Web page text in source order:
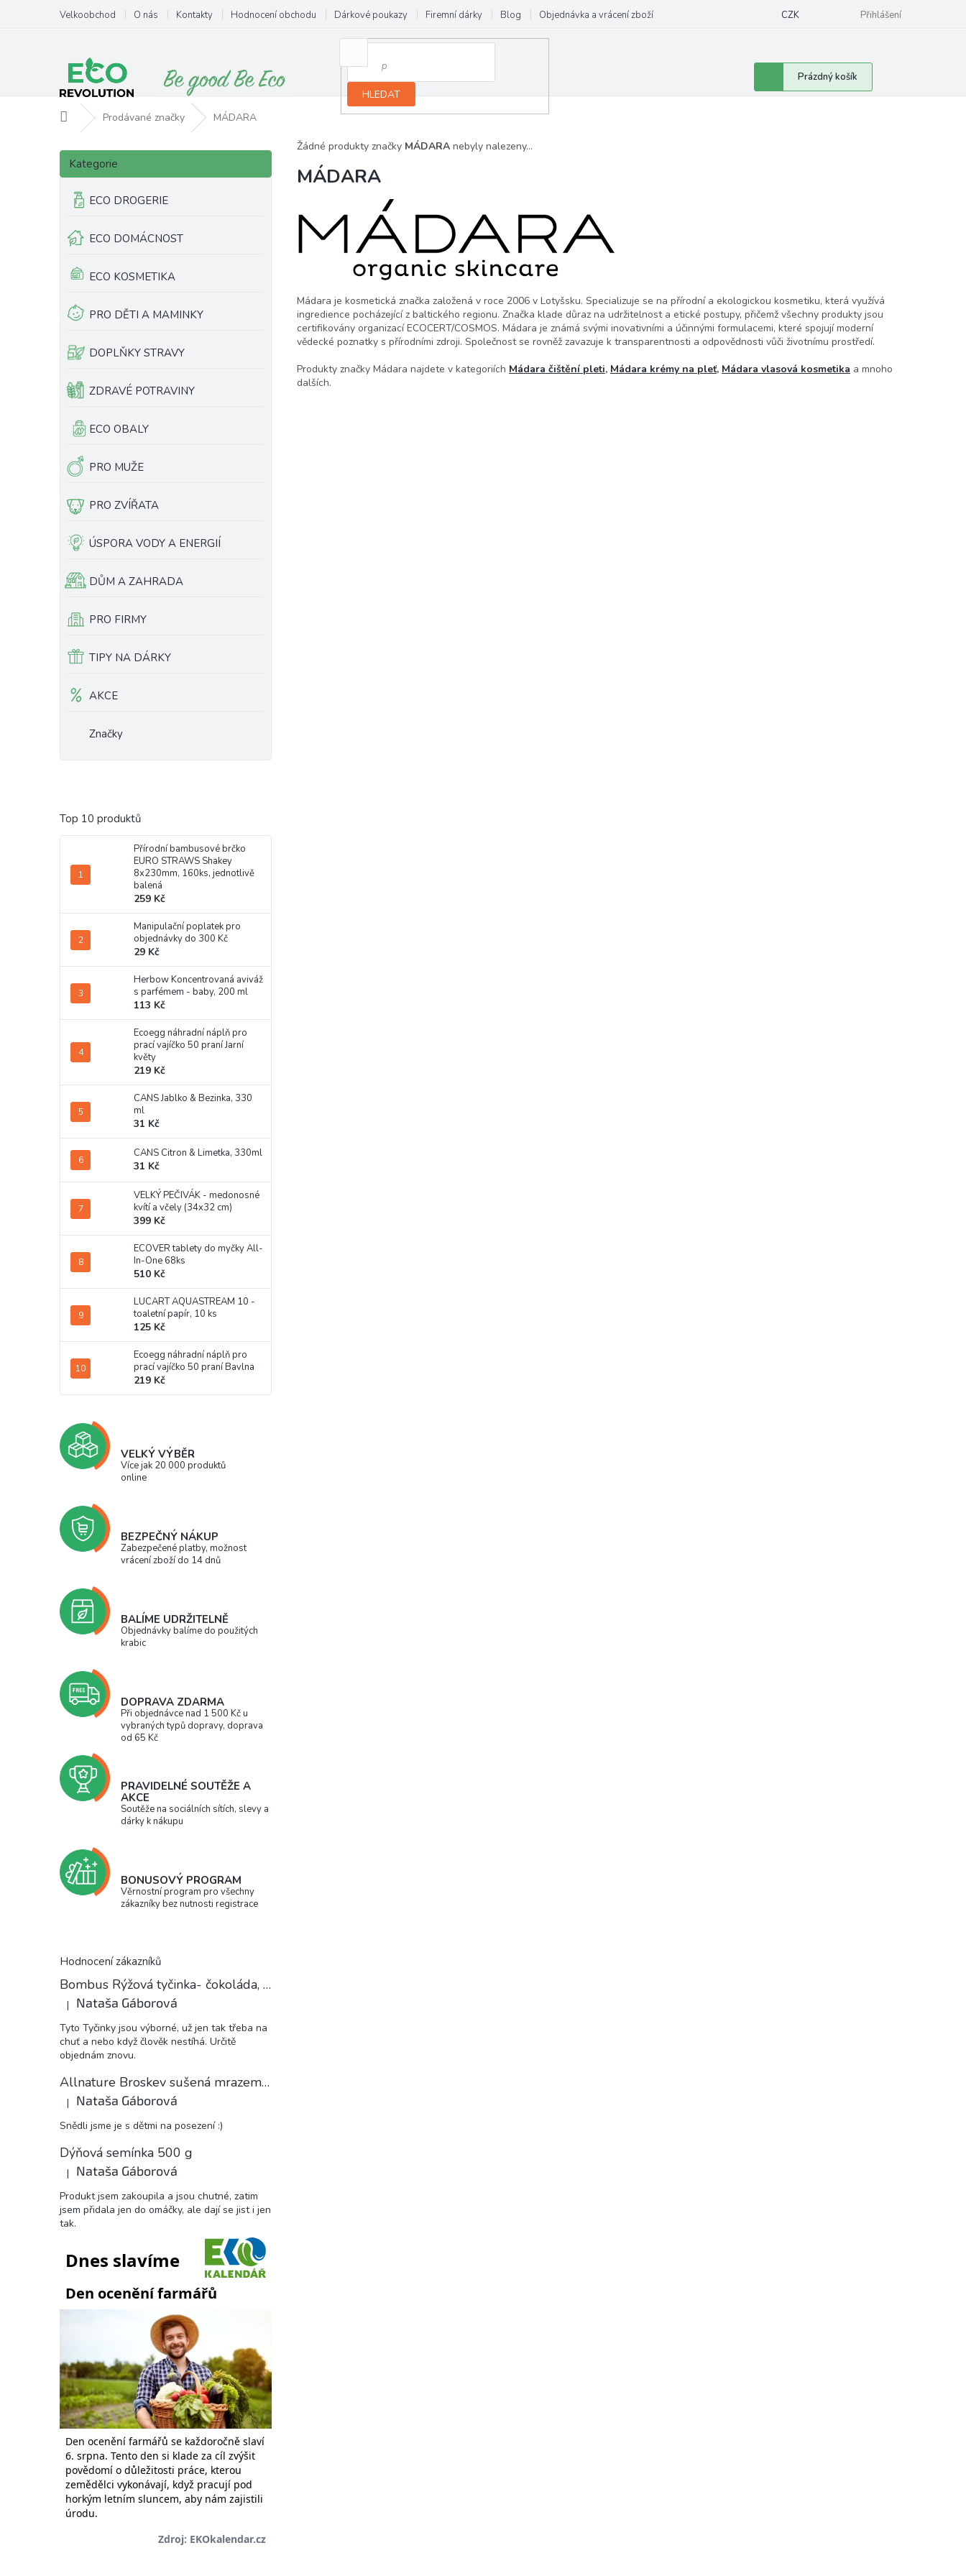
obsah
Velkoobchod O nás Kontakty Hodnocení obchodu Dárkové poukazy Firemní dárky Blog Objednávka a vrácení zboží CZK Přihlášení
HLEDAT
Nákupní
košík
Prázdný košík
Domů Prodávané značky MÁDARA
P
s
n
n
Přeskočit
kategorie
Kategorie
ECO DROGERIE
ECO DOMÁCNOST
ECO KOSMETIKA
PRO DĚTI A MAMINKY
DOPLŇKY STRAVY
ZDRAVÉ POTRAVINY
ECO OBALY
PRO MUŽE
PRO ZVÍŘATA
ÚSPORA VODY A ENERGIÍ
DŮM A ZAHRADA
PRO FIRMY
TIPY NA DÁRKY
AKCE
Značky
Top 10 produktů
Přírodní bambusové brčko
EURO STRAWS Shakey
8x230mm, 160ks, jednotlivě
balená
259 Kč
Manipulační poplatek pro
objednávky do 300 Kč
29 Kč
Herbow Koncentrovaná aviváž
s parfémem - baby, 200 ml
113 Kč
Ecoegg náhradní náplň pro
prací vajíčko 50 praní Jarní
květy
219 Kč
CANS Jablko & Bezinka, 330
ml
31 Kč
CANS Citron & Limetka, 330ml
31 Kč
VELKÝ PEČIVÁK - medonosné
kvítí a včely (34x32 cm)
399 Kč
ECOVER tablety do myčky All-
In-One 68ks
510 Kč
LUCART AQUASTREAM 10 -
toaletní papír, 10 ks
125 Kč
Ecoegg náhradní náplň pro
prací vajíčko 50 praní Bavlna
219 Kč
VELKÝ VÝBĚR
Více jak 20 000 produktů
online
BEZPEČNÝ NÁKUP
Zabezpečené platby, možnost
vrácení zboží do 14 dnů
BALÍME UDRŽITELNĚ
Objednávky balíme do použitých
krabic
DOPRAVA ZDARMA
Při objednávce nad 1 500 Kč u
vybraných typů dopravy, doprava
od 65 Kč
PRAVIDELNÉ SOUTĚŽE A
AKCE
Soutěže na sociálních sítích, slevy a
dárky k nákupu
BONUSOVÝ PROGRAM
Věrnostní program pro všechny
zákazníky bez nutnosti registrace
Hodnocení zákazníků
Bombus Rýžová tyčinka- čokoláda, 18 g
Hodnocení produktu je 5 z 5 hvězdiček.
| Nataša Gáborová
Tyto Tyčinky jsou výborné, už jen tak třeba na
chuť a nebo když člověk nestíhá. Určitě
objednám znovu.
Allnature Broskev sušená mrazem plátky, 15 g
Hodnocení produktu je 5 z 5 hvězdiček.
| Nataša Gáborová
Snědli jsme je s dětmi na posezení :)
Dýňová semínka 500 g
Hodnocení produktu je 5 z 5 hvězdiček.
| Nataša Gáborová
Produkt jsem zakoupila a jsou chutné, zatim
jsem přidala jen do omáčky, ale dají se jist i jen
tak.
MÁDARA
Mádara je kosmetická značka založená v roce 2006 v Lotyšsku. Specializuje se na přírodní a ekologickou kosmetiku, která využívá
ingredience pocházející z baltického regionu. Značka klade důraz na udržitelnost a etické postupy, přičemž všechny produkty jsou
certifikovány organizací ECOCERT/COSMOS. Mádara je známá svými inovativními a účinnými formulacemi, které spojují moderní
vědecké poznatky s přírodními zdroji. Společnost se rovněž zavazuje k transparentnosti a odpovědnosti vůči životnímu prostředí.
Produkty značky Mádara najdete v kategoriích Mádara čištění pleti, Mádara krémy na pleť, Mádara vlasová kosmetika a mnoho
dalších.
Žádné produkty značky MÁDARA nebyly nalezeny...